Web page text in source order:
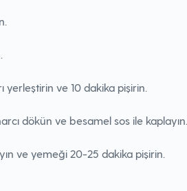
yerleştirin ve 10 dakika pişirin.
dökün ve besamel sos ile kaplayın.
ve yemeği 20-25 dakika pişirin.